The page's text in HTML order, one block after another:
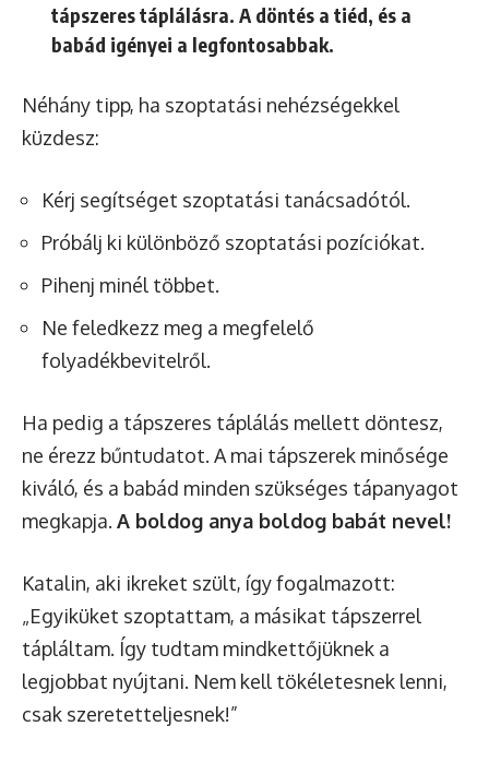
tápszeres táplálásra. A döntés a tiéd, és a
babád igényei a legfontosabbak.
Néhány tipp, ha szoptatási nehézségekkel
küzdesz:
Kérj segítséget szoptatási tanácsadótól.
Próbálj ki különböző szoptatási pozíciókat.
Pihenj minél többet.
Ne feledkezz meg a megfelelő
folyadékbevitelről.
Ha pedig a tápszeres táplálás mellett döntesz,
ne érezz bűntudatot. A mai tápszerek minősége
kiváló, és a babád minden szükséges tápanyagot
megkapja. A boldog anya boldog babát nevel!
Katalin, aki ikreket szült, így fogalmazott:
„Egyiküket szoptattam, a másikat tápszerrel
tápláltam. Így tudtam mindkettőjüknek a
legjobbat nyújtani. Nem kell tökéletesnek lenni,
csak szeretetteljesnek!”